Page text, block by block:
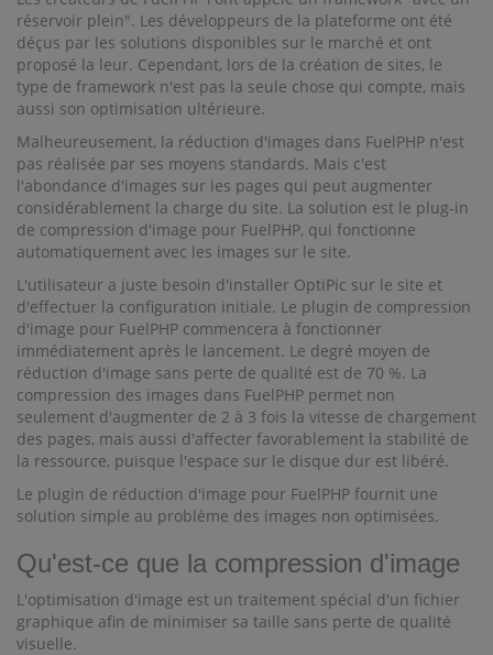
réservoir plein". Les développeurs de la plateforme ont été
déçus par les solutions disponibles sur le marché et ont
proposé la leur. Cependant, lors de la création de sites, le
type de framework n'est pas la seule chose qui compte, mais
aussi son optimisation ultérieure.
Malheureusement, la réduction d'images dans FuelPHP n'est
pas réalisée par ses moyens standards. Mais c'est
l'abondance d'images sur les pages qui peut augmenter
considérablement la charge du site. La solution est le plug-in
de compression d'image pour FuelPHP, qui fonctionne
automatiquement avec les images sur le site.
L'utilisateur a juste besoin d'installer OptiPic sur le site et
d'effectuer la configuration initiale. Le plugin de compression
d'image pour FuelPHP commencera à fonctionner
immédiatement après le lancement. Le degré moyen de
réduction d'image sans perte de qualité est de 70 %. La
compression des images dans FuelPHP permet non
seulement d'augmenter de 2 à 3 fois la vitesse de chargement
des pages, mais aussi d'affecter favorablement la stabilité de
la ressource, puisque l'espace sur le disque dur est libéré.
Le plugin de réduction d'image pour FuelPHP fournit une
solution simple au problème des images non optimisées.
Qu'est-ce que la compression d'image
L'optimisation d'image est un traitement spécial d'un fichier
graphique afin de minimiser sa taille sans perte de qualité
visuelle.